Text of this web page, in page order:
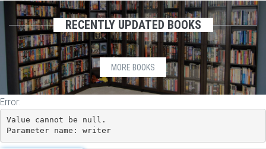
RECENTLY UPDATED BOOKS
MORE BOOKS
Error:
Value cannot be null.
Parameter name: writer